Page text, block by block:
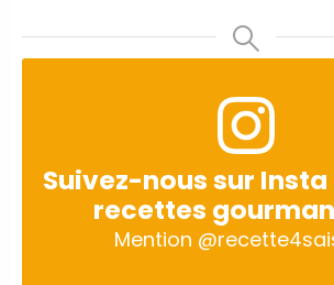
Suivez-nous sur
recettes
Mention